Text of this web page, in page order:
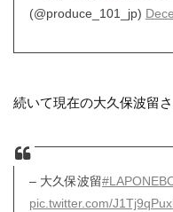
(@produce_101_jp)
続いて現在の大久保波留さ
– 大久保波留
pic.twitter.com/J1Tj9qPuxl